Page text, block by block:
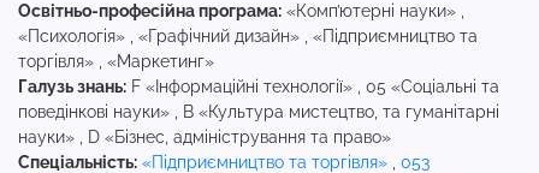
Освітньо-професійна програма: «Комп’ютерні науки» ,
«Психологія» , «Графічний дизайн» , «Підприємництво та
торгівля» , «Маркетинг»
Галузь знань: F «Інформаційні технології» , 05 «Соціальні та
поведінкові науки» , B «Культура мистецтво, та гуманітарні
науки» , D «Бізнес, адміністрування та право»
Спеціальність: «Підприємництво та торгівля»
053